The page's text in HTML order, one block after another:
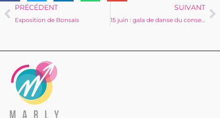
PRÉCÉDENT
Exposition de Bonsaïs
SUIVANT
15 juin : gala de danse du conservatoire